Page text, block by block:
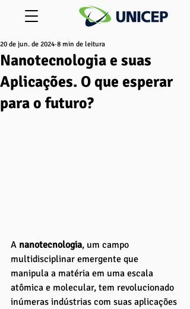
Nanotecnologia e suas
Aplicações. O que esperar
para o futuro?
20 de jun. de 2024 8 min de leitura
A nanotecnologia, um campo
multidisciplinar emergente que
manipula a matéria em uma escala
atômica e molecular, tem revolucionado
inúmeras indústrias com suas aplicações